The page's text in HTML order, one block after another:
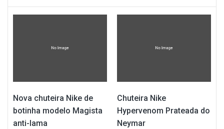
Nova chuteira Nike de
botinha modelo Magista
anti-lama
Chuteira Nike
Hypervenom Prateada do
Neymar